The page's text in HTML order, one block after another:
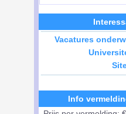
Vacatures
Info